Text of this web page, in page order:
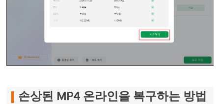
손상된 MP4 온라인을 복구하는 방법